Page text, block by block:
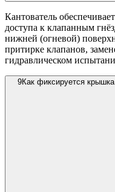
Кантователь
доступа к клапанным
нижней (огневой)
притирке клапанов,
гидравлическом
9Как фиксируется